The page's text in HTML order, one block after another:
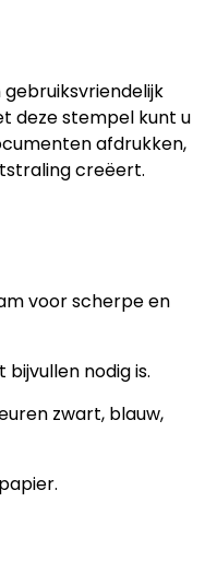
deze stempel kunt u
afdrukken,
creëert.
voor scherpe en
nodig is.
zwart, blauw,